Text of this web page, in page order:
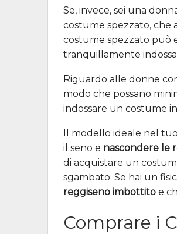
Se, invece, sei una
costume spezzato, che
costume spezzato può
tranquillamente
Riguardo alle donne
modo che possano
indossare un costume
Il modello ideale nel
il seno e nascondere le
di acquistare un
sgambato. Se hai un
reggiseno imbottito e
Comprare i